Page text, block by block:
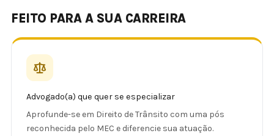
FEITO PARA A SUA CARREIRA
Advogado(a) que quer se especializar
Aprofunde-se em Direito de Trânsito com uma pós
reconhecida pelo MEC e diferencie sua atuação.